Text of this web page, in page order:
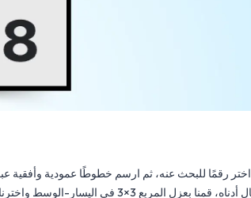
اختر رقمًا للبحث عنه، ثم ارسم خطوطًا عمودية وأفقية